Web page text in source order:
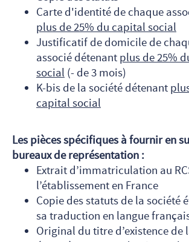
Carte d'identité de chaque
plus de 25% du capital social
Justificatif de domicile de
associé détenant plus de 25%
social (- de 3 mois)
K-bis de la société détenant
capital social
Les pièces spécifiques à fournir en
bureaux de représentation :
Extrait d’immatriculation au
l’établissement en France
Copie des statuts de la société
sa traduction en langue
Original du titre d’existence de